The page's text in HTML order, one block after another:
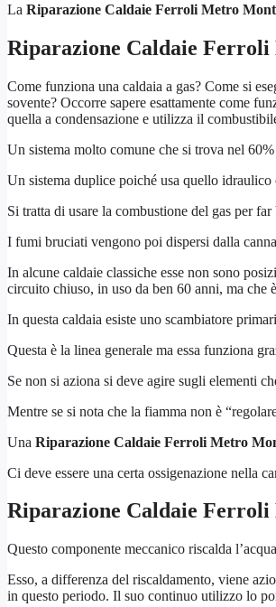
La Riparazione Caldaie Ferroli Metro
Riparazione Caldaie
Come funziona una caldaia a gas? Come si
sovente? Occorre sapere esattamente come
quella a condensazione e utilizza il
Un sistema molto comune che si trova nel
Un sistema duplice poiché usa quello idraulico
Si tratta di usare la combustione del gas per
I fumi bruciati vengono poi dispersi dalla
In alcune caldaie classiche esse non sono
circuito chiuso, in uso da ben 60 anni, ma che
In questa caldaia esiste uno scambiatore
Questa è la linea generale ma essa funziona
Se non si aziona si deve agire sugli elementi
Mentre se si nota che la fiamma non è
Una Riparazione Caldaie Ferroli Metro
Ci deve essere una certa ossigenazione nella
Riparazione Caldaie
Questo componente meccanico riscalda
Esso, a differenza del riscaldamento, viene
in questo periodo. Il suo continuo utilizzo lo